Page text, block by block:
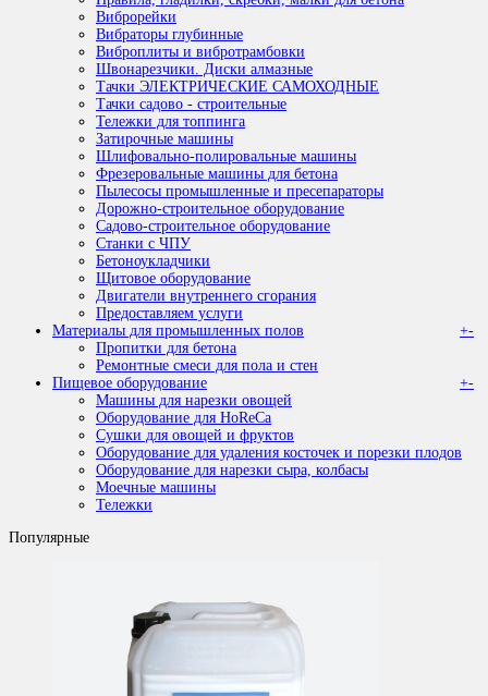
Виброрейки
Вибраторы глубинные
Виброплиты и вибротрамбовки
Швонарезчики. Диски алмазные
Тачки ЭЛЕКТРИЧЕСКИЕ САМОХОДНЫЕ
Тачки садово - строительные
Тележки для топпинга
Затирочные машины
Шлифовально-полировальные машины
Фрезеровальные машины для бетона
Пылесосы промышленные и пресепараторы
Дорожно-строительное оборудование
Садово-строительное оборудование
Станки с ЧПУ
Бетоноукладчики
Щитовое оборудование
Двигатели внутреннего сгорания
Предоставляем услуги
Материалы для промышленных полов
+-
Пропитки для бетона
Ремонтные смеси для пола и стен
Пищевое оборудование
+-
Машины для нарезки овощей
Оборудование для HoReCa
Сушки для овощей и фруктов
Оборудование для удаления косточек и порезки плодов
Оборудование для нарезки сыра, колбасы
Моечные машины
Тележки
Популярные